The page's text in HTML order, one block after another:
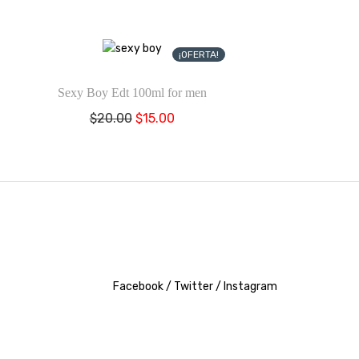
¡OFERTA!
Sexy Boy Edt 100ml for men
$20.00 El
era:
$15.00El
es:
Facebook / Twitter / Instagram